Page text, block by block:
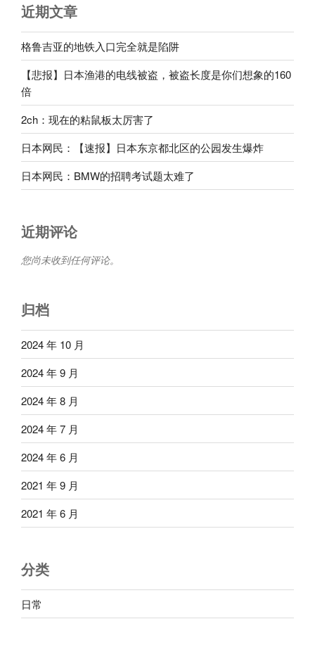
近期文章
格鲁吉亚的地铁入口完全就是陷阱
【悲报】日本渔港的电线被盗，被盗长度是你们想象的160
倍
2ch：现在的粘鼠板太厉害了
日本网民：【速报】日本东京都北区的公园发生爆炸
日本网民：BMW的招聘考试题太难了
近期评论
您尚未收到任何评论。
归档
2024 年 10 月
2024 年 9 月
2024 年 8 月
2024 年 7 月
2024 年 6 月
2021 年 9 月
2021 年 6 月
分类
日常